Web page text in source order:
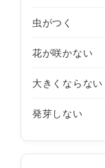
虫がつく
花が咲かない
大きくならない
発芽しない